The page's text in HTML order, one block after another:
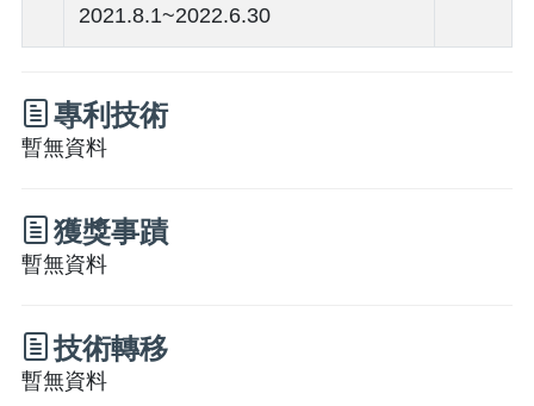
2021.8.1~2022.6.30
專利技術
暫無資料
獲獎事蹟
暫無資料
技術轉移
暫無資料